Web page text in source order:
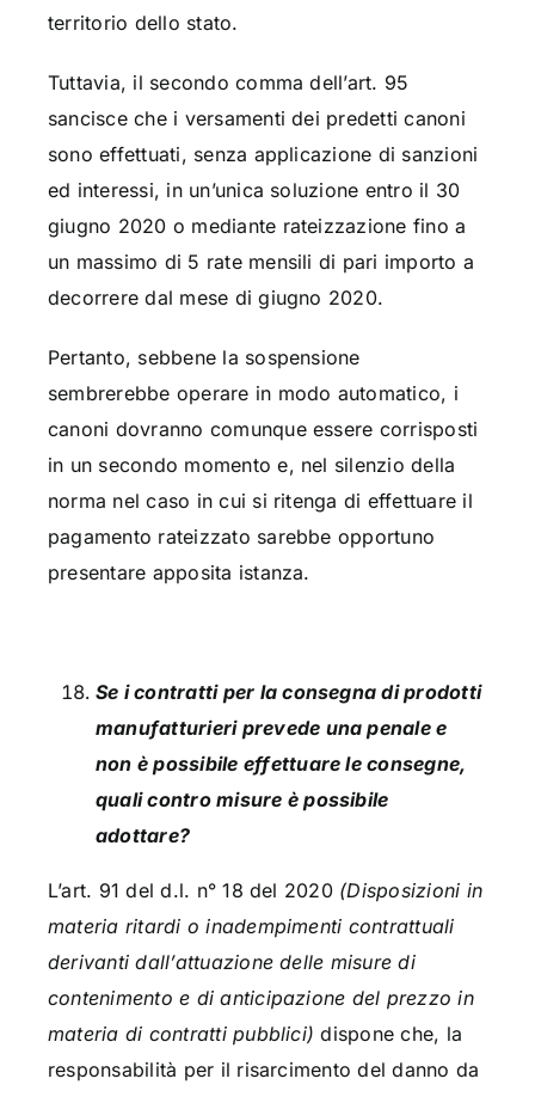
territorio dello stato.
Tuttavia, il secondo comma dell’art. 95
sancisce che i versamenti dei predetti canoni
sono effettuati, senza applicazione di sanzioni
ed interessi, in un’unica soluzione entro il 30
giugno 2020 o mediante rateizzazione fino a
un massimo di 5 rate mensili di pari importo a
decorrere dal mese di giugno 2020.
Pertanto, sebbene la sospensione
sembrerebbe operare in modo automatico, i
canoni dovranno comunque essere corrisposti
in un secondo momento e, nel silenzio della
norma nel caso in cui si ritenga di effettuare il
pagamento rateizzato sarebbe opportuno
presentare apposita istanza.
Se i contratti per la consegna di prodotti
manufatturieri prevede una penale e
non è possibile effettuare le consegne,
quali contro misure è possibile
adottare?
L’art. 91 del d.l. n° 18 del 2020 (Disposizioni in
materia ritardi o inadempimenti contrattuali
derivanti dall’attuazione delle misure di
contenimento e di anticipazione del prezzo in
materia di contratti pubblici)dispone che, la
responsabilità per il risarcimento del danno da